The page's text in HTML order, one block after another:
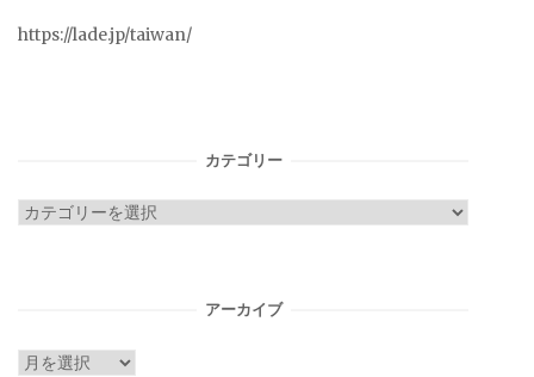
https://lade.jp/taiwan/
カテゴリー
カ
アーカイブ
ア